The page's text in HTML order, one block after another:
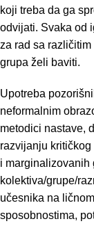
koji treba da ga
odvijati. Svaka od
za rad sa
grupa želi baviti.
Upotreba
neformalnim
metodici nastave,
razvijanju
i marginalizovanih
kolektiva/grupe/
učesnika na
sposobnostima,